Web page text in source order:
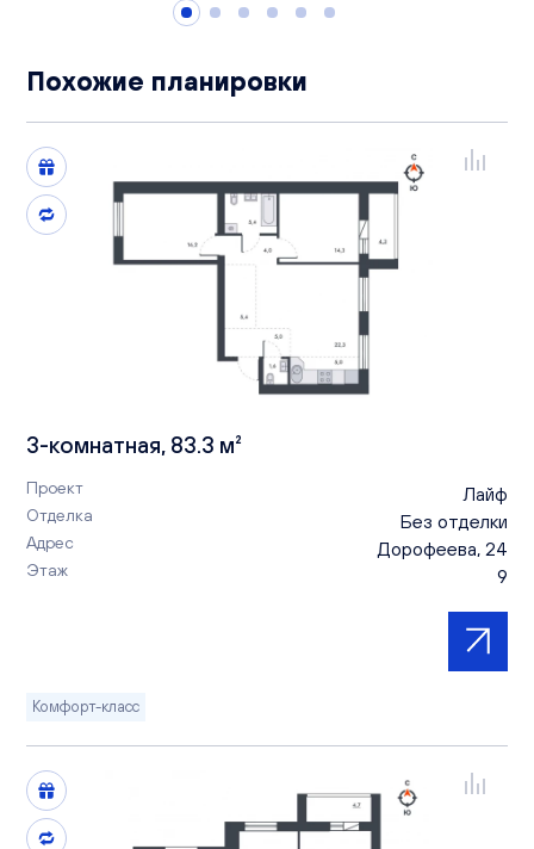
Похожие планировки
3-комнатная, 83.3 м²
Проект Лайф
Отделка Без отделки
Адрес Дорофеева, 24
Этаж 9
Комфорт-класс